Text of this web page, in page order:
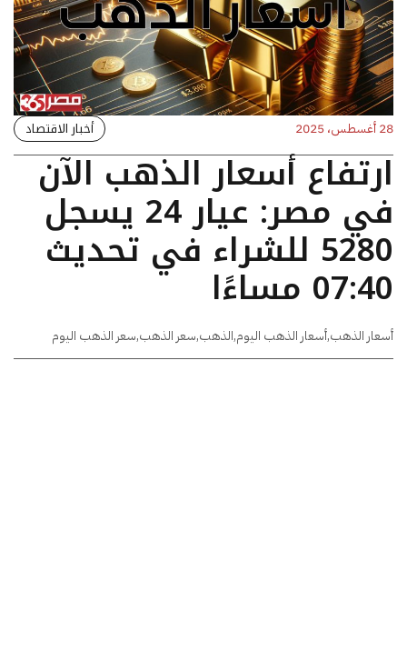
28 أغسطس، 2025 أخبار الاقتصاد
ارتفاع أسعار الذهب الآن
في مصر: عيار 24 يسجل
5280 للشراء في تحديث
07:40 مساءًا
أسعار الذهب,أسعار الذهب اليوم,الذهب,سعر الذهب,سعر الذهب اليوم